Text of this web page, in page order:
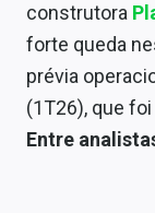
Economia
Empresas
Brasil
construtora
forte queda
prévia
(1T26), que foi
Entre